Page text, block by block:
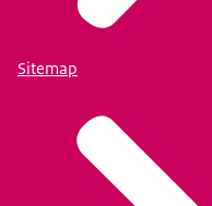
Sitemap